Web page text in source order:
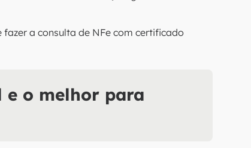
a consulta de NFe com certificado
o melhor para